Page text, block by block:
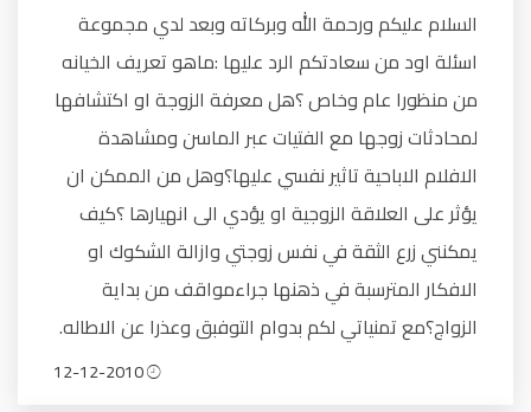
السلام عليكم ورحمة الله وبركاته وبعد لدي مجموعة
اسئلة اود من سعادتكم الرد عليها :ماهو تعريف الخيانه
من منظورا عام وخاص ؟هل معرفة الزوجة او اكتشافها
لمحادثات زوجها مع الفتيات عبر الماسن ومشاهدة
الافلام الاباحية تاثير نفسي عليها؟وهل من الممكن ان
يؤثر على العلاقة الزوجية او يؤدي الى انهيارها ؟كيف
يمكنني زرع الثقة في نفس زوجتي وازالة الشكوك او
الافكار المترسبة في ذهنها جراءمواقف من بداية
الزواج؟مع تمنياتي لكم بدوام التوفبق وعذرا عن الاطاله.